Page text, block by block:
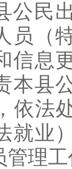
公民
员（
信息
本县
依法
就业
管理